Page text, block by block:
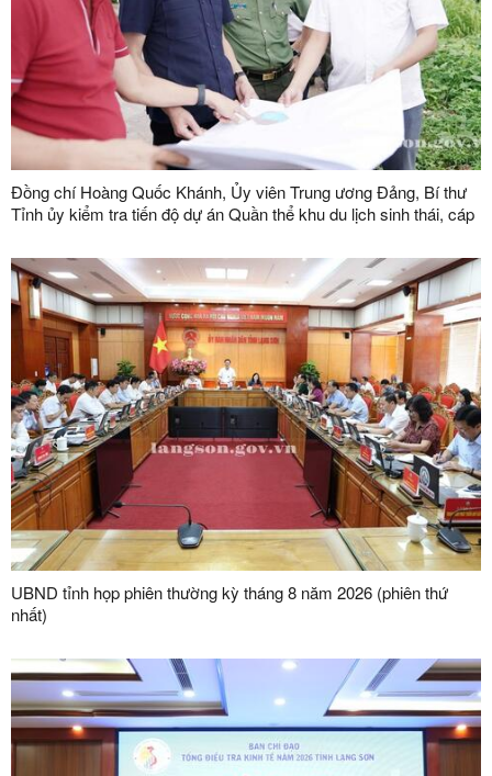
Đồng chí Hoàng Quốc Khánh, Ủy viên Trung ương Đảng, Bí thư
Tỉnh ủy kiểm tra tiến độ dự án Quần thể khu du lịch sinh thái, cáp
UBND tỉnh họp phiên thường kỳ tháng 8 năm 2026 (phiên thứ
nhất)